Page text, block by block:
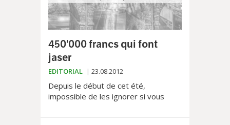
450'000 francs qui font
jaser
EDITORIAL 23.08.2012
Depuis le début de cet été,
impossible de les ignorer si vous